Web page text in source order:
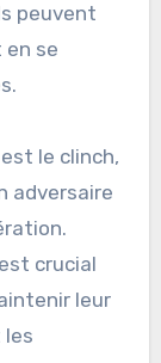
peuvent
en se
le clinch,
adversaire
crucial
leur
les